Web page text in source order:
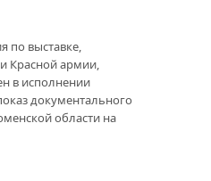
по выставке,
Красной армии,
в исполнении
документального
области на